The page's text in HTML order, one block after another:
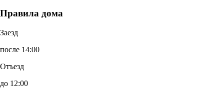
Правила дома
Заезд
после 14:00
Отъезд
до 12:00